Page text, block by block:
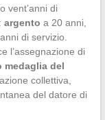
vent’anni di
argento a 20 anni,
di servizio.
l’assegnazione di
medaglia del
collettiva,
del datore di